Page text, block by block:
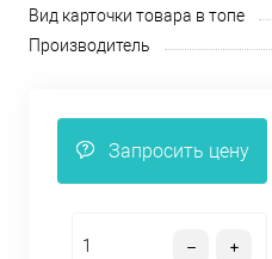
Вид карточки товара в топе
Производитель
Запросить цену